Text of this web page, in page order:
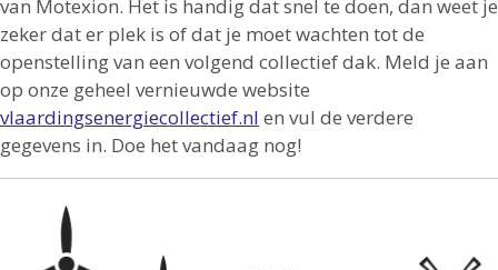
van Motexion. Het is handig dat snel te doen, dan weet je
zeker dat er plek is of dat je moet wachten tot de
openstelling van een volgend collectief dak. Meld je aan
op onze geheel vernieuwde website
vlaardingsenergiecollectief.nl en vul de verdere
gegevens in. Doe het vandaag nog!